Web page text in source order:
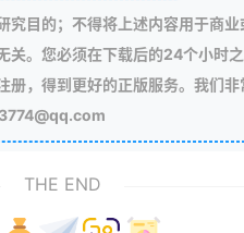
目的；不得将上述内容用于商
关。您必须在下载后的24个小时
，得到更好的正版服务。我们
THE END